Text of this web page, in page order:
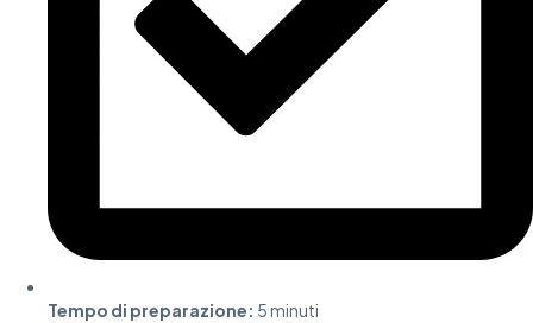
Tempo di preparazione: 5 minuti